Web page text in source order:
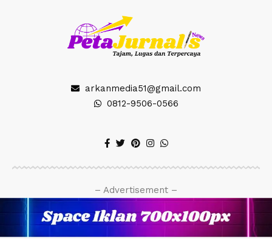
arkanmedia51@gmail.com
0812-9506-0566
– Advertisement –